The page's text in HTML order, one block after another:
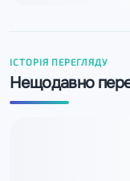
ІСТОРІЯ ПЕРЕГЛЯДУ
Нещодавно